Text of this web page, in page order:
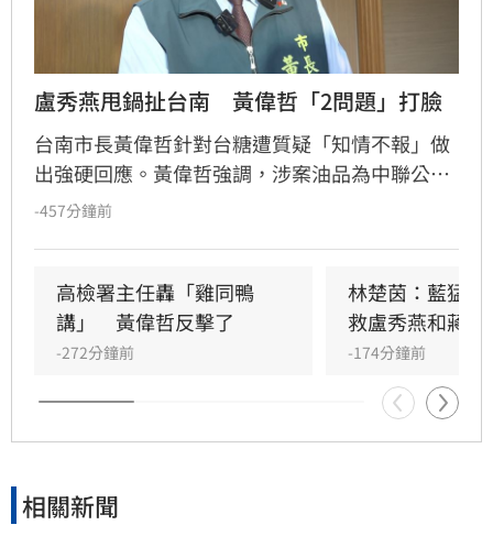
盧秀燕甩鍋扯台南　黃偉哲「2問題」打臉
台南市長黃偉哲針對台糖遭質疑「知情不報」做
出強硬回應。黃偉哲強調，涉案油品為中聯公司
所有且位於台中，台糖並非貨主，無通報義務，
指出，台南市府積極執法，不僅主動抽查並送驗
苦茶油，更在發現問題後第一時間通報相關縣
市，展現食安不分黨派的態度。
-457分鐘前
高檢署主任轟「雞同鴨
講」　黃偉哲反擊了
-272分鐘前
林楚茵：藍猛
救盧秀燕和蔣萬
-174分鐘前
相關新聞